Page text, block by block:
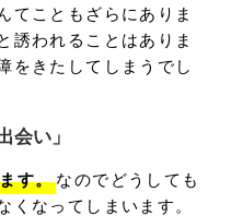
てこともざらにありま
誘われることはありま
をきたしてしまうでし
会い」
す。なのでどうしても
なってしまいます。